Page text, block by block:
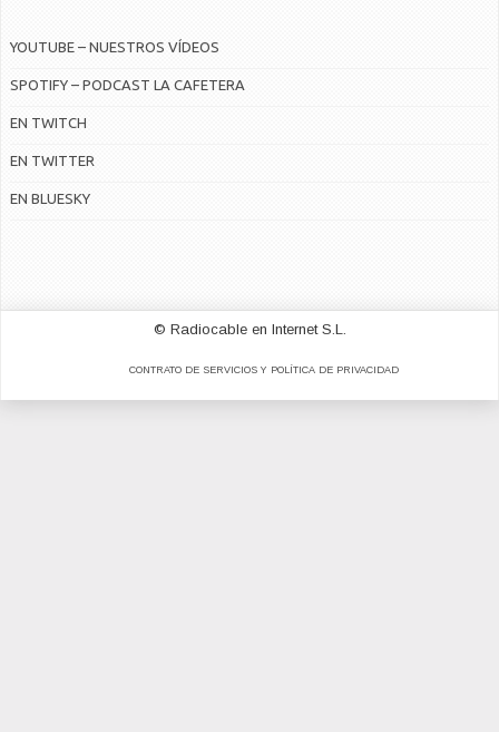
YOUTUBE – NUESTROS VÍDEOS
SPOTIFY – PODCAST LA CAFETERA
EN TWITCH
EN TWITTER
EN BLUESKY
© Radiocable en Internet S.L.
CONTRATO DE SERVICIOS Y POLÍTICA DE PRIVACIDAD